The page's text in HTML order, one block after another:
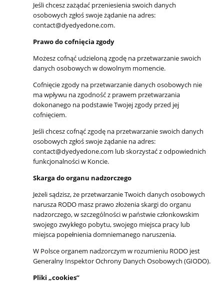
Jeśli chcesz zażądać przeniesienia swoich danych
osobowych zgłoś swoje żądanie na adres:
contact@dyedyedone.com.
Prawo do cofnięcia zgody
Możesz cofnąć udzieloną zgodę na przetwarzanie swoich
danych osobowych w dowolnym momencie.
Cofnięcie zgody na przetwarzanie danych osobowych nie
ma wpływu na zgodność z prawem przetwarzania
dokonanego na podstawie Twojej zgody przed jej
cofnięciem.
Jeśli chcesz cofnąć zgodę na przetwarzanie swoich danych
osobowych zgłoś swoje żądanie na adres:
contact@dyedyedone.com lub skorzystać z odpowiednich
funkcjonalności w Koncie.
Skarga do organu nadzorczego
Jeżeli sądzisz, że przetwarzanie Twoich danych osobowych
narusza RODO masz prawo złożenia skargi do organu
nadzorczego, w szczególności w państwie członkowskim
swojego zwykłego pobytu, swojego miejsca pracy lub
miejsca popełnienia domniemanego naruszenia.
W Polsce organem nadzorczym w rozumieniu RODO jest
Generalny Inspektor Ochrony Danych Osobowych (GIODO).
Pliki „cookies”